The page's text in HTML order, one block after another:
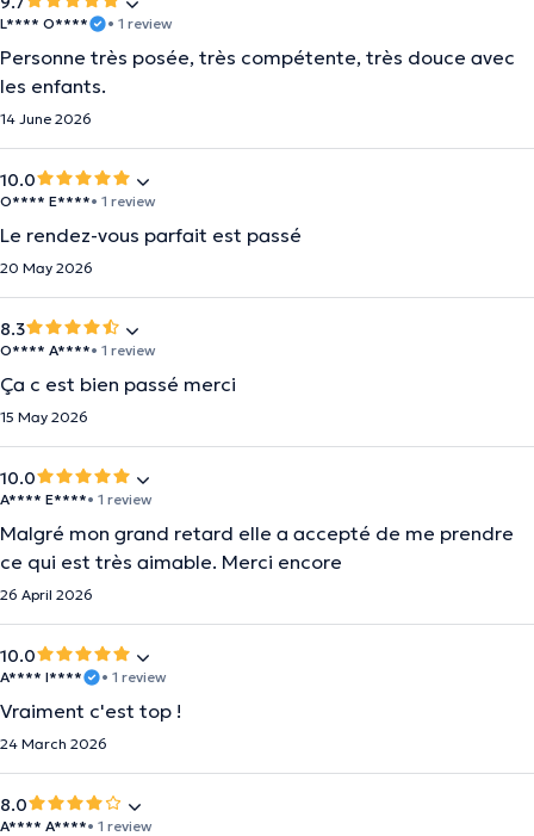
L**** O**** • 1 review
Personne très posée, très compétente, très douce avec
les enfants.
14 June 2026
10.0
O**** E****• 1 review
Le rendez-vous parfait est passé
20 May 2026
8.3
O**** A****• 1 review
Ça c est bien passé merci
15 May 2026
10.0
A**** E****• 1 review
Malgré mon grand retard elle a accepté de me prendre
ce qui est très aimable. Merci encore
26 April 2026
10.0
A**** I**** • 1 review
Vraiment c'est top !
24 March 2026
8.0
A**** A****• 1 review